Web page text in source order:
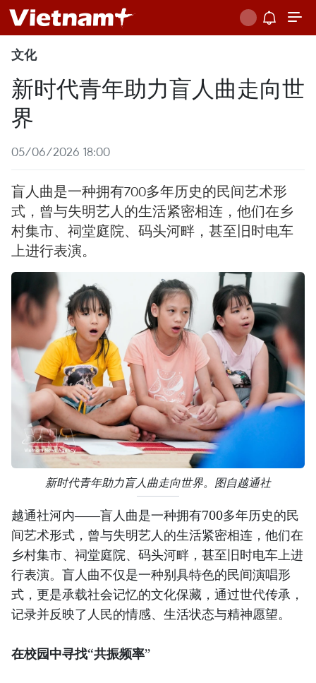
文化
新时代青年助力盲人曲走向世
界
05/06/2026 18:00
盲人曲是一种拥有700多年历史的民间艺术形
式，曾与失明艺人的生活紧密相连，他们在乡
村集市、祠堂庭院、码头河畔，甚至旧时电车
上进行表演。
新时代青年助力盲人曲走向世界。图自越通社
越通社河内——盲人曲是一种拥有700多年历史的民
间艺术形式，曾与失明艺人的生活紧密相连，他们在
乡村集市、祠堂庭院、码头河畔，甚至旧时电车上进
行表演。盲人曲不仅是一种别具特色的民间演唱形
式，更是承载社会记忆的文化保藏，通过世代传承，
记录并反映了人民的情感、生活状态与精神愿望。
在校园中寻找“共振频率”